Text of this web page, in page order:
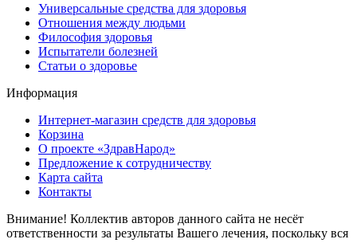
Универсальные средства для здоровья
Отношения между людьми
Философия здоровья
Испытатели болезней
Статьи о здоровье
Информация
Интернет-магазин средств для здоровья
Корзина
О проекте «ЗдравНарод»
Предложение к сотрудничеству
Карта сайта
Контакты
Внимание! Коллектив авторов данного сайта не несёт
ответственности за результаты Вашего лечения, поскольку вся